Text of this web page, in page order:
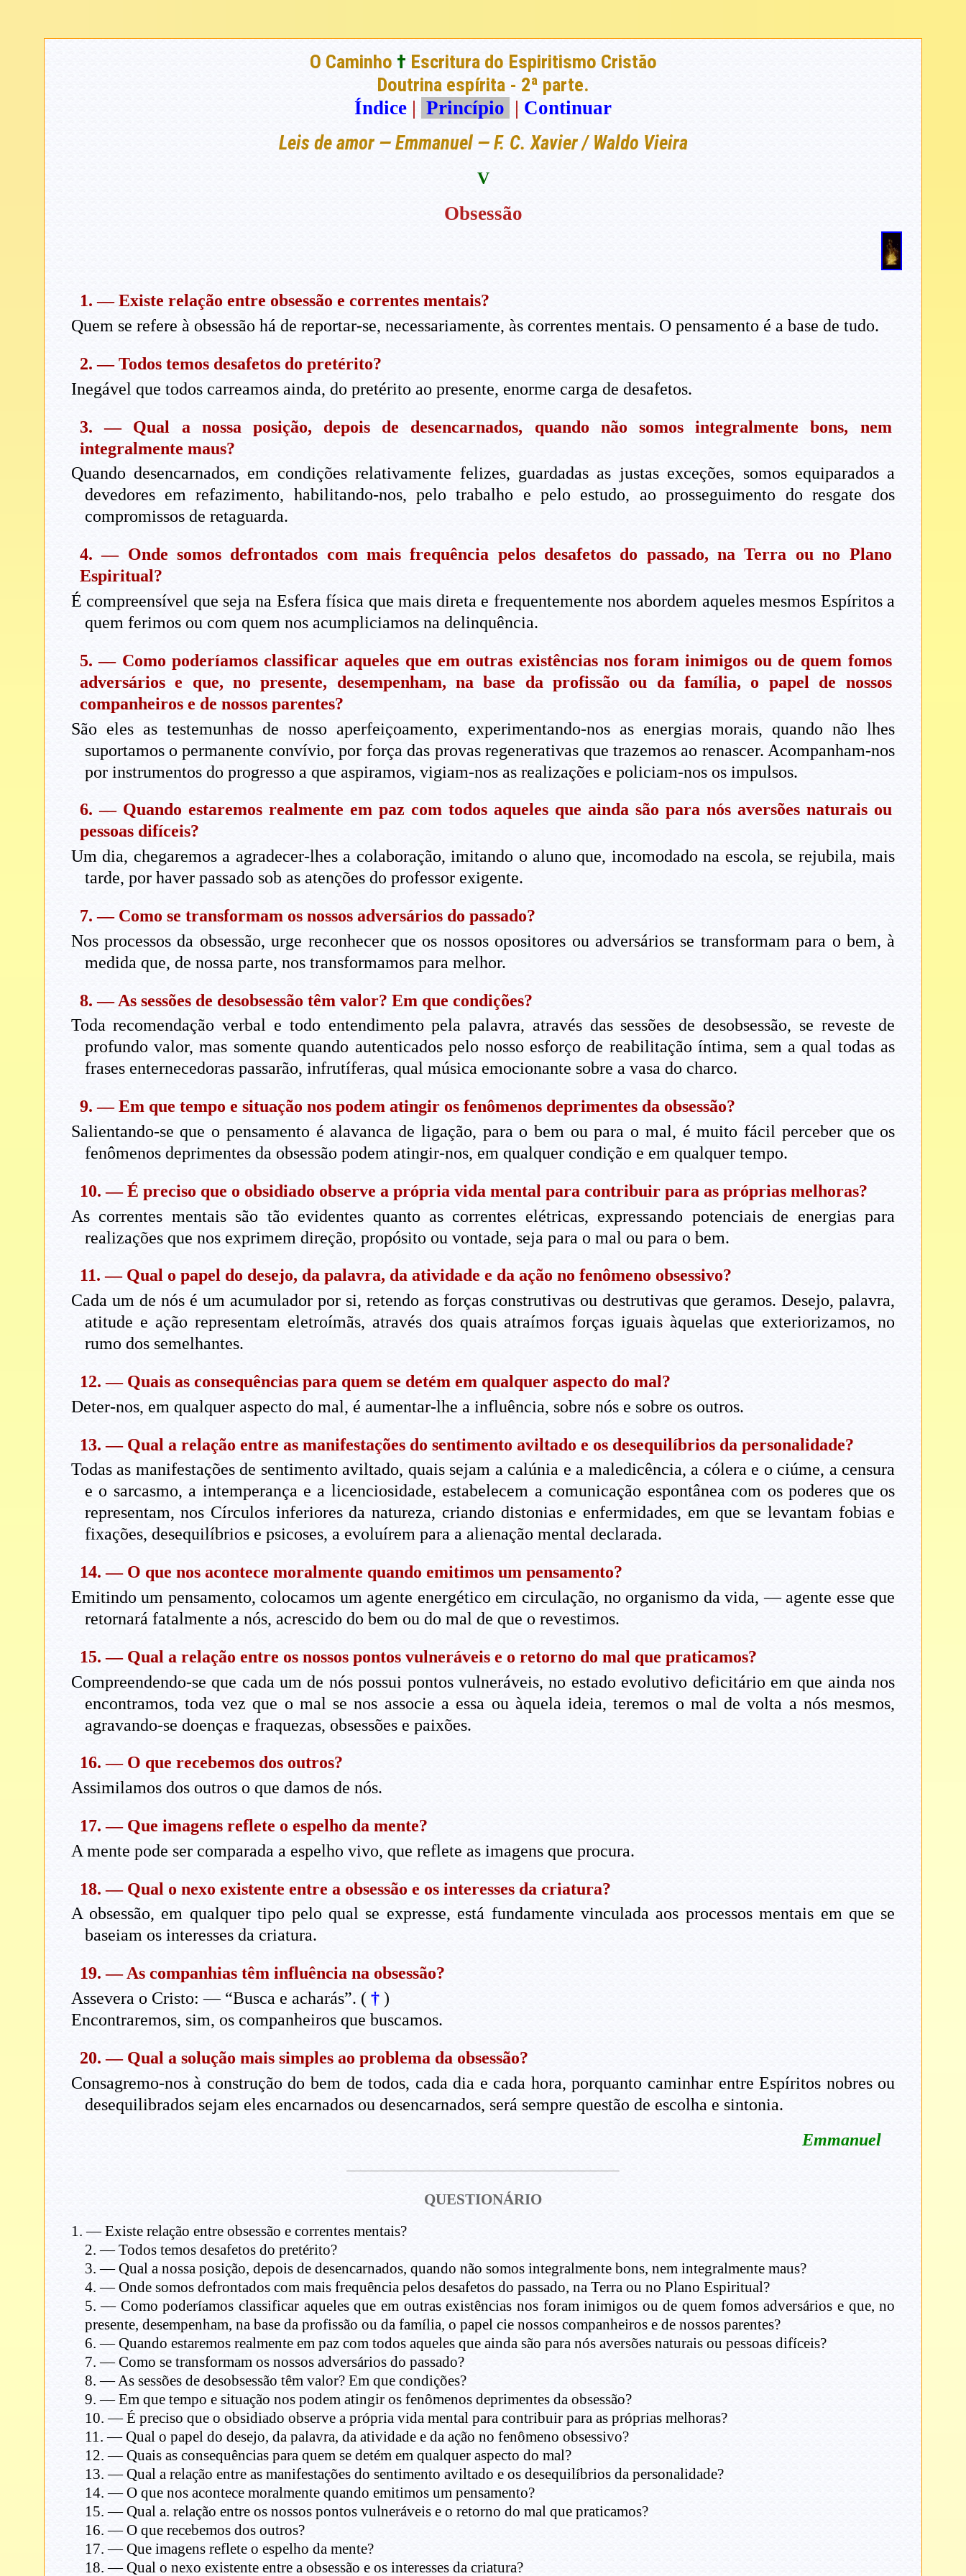
O Caminho † Escritura do Espiritismo Cristão
Doutrina espírita - 2ª parte.
Índice | Princípio | Continuar
Leis de amor — Emmanuel — F. C. Xavier / Waldo Vieira
V
Obsessão
1. — Existe relação entre obsessão e correntes mentais?
Quem se refere à obsessão há de reportar-se, necessariamente, às correntes mentais. O pensamento é a base de tudo.
2. — Todos temos desafetos do pretérito?
Inegável que todos carreamos ainda, do pretérito ao presente, enorme carga de desafetos.
3. — Qual a nossa posição, depois de desencarnados, quando não somos integralmente bons, nem
integralmente maus?
Quando desencarnados, em condições relativamente felizes, guardadas as justas exceções, somos equiparados a
devedores em refazimento, habilitando-nos, pelo trabalho e pelo estudo, ao prosseguimento do resgate dos
compromissos de retaguarda.
4. — Onde somos defrontados com mais frequência pelos desafetos do passado, na Terra ou no Plano
Espiritual?
É compreensível que seja na Esfera física que mais direta e frequentemente nos abordem aqueles mesmos Espíritos a
quem ferimos ou com quem nos acumpliciamos na delinquência.
5. — Como poderíamos classificar aqueles que em outras existências nos foram inimigos ou de quem fomos
adversários e que, no presente, desempenham, na base da profissão ou da família, o papel de nossos
companheiros e de nossos parentes?
São eles as testemunhas de nosso aperfeiçoamento, experimentando-nos as energias morais, quando não lhes
suportamos o permanente convívio, por força das provas regenerativas que trazemos ao renascer. Acompanham-nos
por instrumentos do progresso a que aspiramos, vigiam-nos as realizações e policiam-nos os impulsos.
6. — Quando estaremos realmente em paz com todos aqueles que ainda são para nós aversões naturais ou
pessoas difíceis?
Um dia, chegaremos a agradecer-lhes a colaboração, imitando o aluno que, incomodado na escola, se rejubila, mais
tarde, por haver passado sob as atenções do professor exigente.
7. — Como se transformam os nossos adversários do passado?
Nos processos da obsessão, urge reconhecer que os nossos opositores ou adversários se transformam para o bem, à
medida que, de nossa parte, nos transformamos para melhor.
8. — As sessões de desobsessão têm valor? Em que condições?
Toda recomendação verbal e todo entendimento pela palavra, através das sessões de desobsessão, se reveste de
profundo valor, mas somente quando autenticados pelo nosso esforço de reabilitação íntima, sem a qual todas as
frases enternecedoras passarão, infrutíferas, qual música emocionante sobre a vasa do charco.
9. — Em que tempo e situação nos podem atingir os fenômenos deprimentes da obsessão?
Salientando-se que o pensamento é alavanca de ligação, para o bem ou para o mal, é muito fácil perceber que os
fenômenos deprimentes da obsessão podem atingir-nos, em qualquer condição e em qualquer tempo.
10. — É preciso que o obsidiado observe a própria vida mental para contribuir para as próprias melhoras?
As correntes mentais são tão evidentes quanto as correntes elétricas, expressando potenciais de energias para
realizações que nos exprimem direção, propósito ou vontade, seja para o mal ou para o bem.
11. — Qual o papel do desejo, da palavra, da atividade e da ação no fenômeno obsessivo?
Cada um de nós é um acumulador por si, retendo as forças construtivas ou destrutivas que geramos. Desejo, palavra,
atitude e ação representam eletroímãs, através dos quais atraímos forças iguais àquelas que exteriorizamos, no
rumo dos semelhantes.
12. — Quais as consequências para quem se detém em qualquer aspecto do mal?
Deter-nos, em qualquer aspecto do mal, é aumentar-lhe a influência, sobre nós e sobre os outros.
13. — Qual a relação entre as manifestações do sentimento aviltado e os desequilíbrios da personalidade?
Todas as manifestações de sentimento aviltado, quais sejam a calúnia e a maledicência, a cólera e o ciúme, a censura
e o sarcasmo, a intemperança e a licenciosidade, estabelecem a comunicação espontânea com os poderes que os
representam, nos Círculos inferiores da natureza, criando distonias e enfermidades, em que se levantam fobias e
fixações, desequilíbrios e psicoses, a evoluírem para a alienação mental declarada.
14. — O que nos acontece moralmente quando emitimos um pensamento?
Emitindo um pensamento, colocamos um agente energético em circulação, no organismo da vida, — agente esse que
retornará fatalmente a nós, acrescido do bem ou do mal de que o revestimos.
15. — Qual a relação entre os nossos pontos vulneráveis e o retorno do mal que praticamos?
Compreendendo-se que cada um de nós possui pontos vulneráveis, no estado evolutivo deficitário em que ainda nos
encontramos, toda vez que o mal se nos associe a essa ou àquela ideia, teremos o mal de volta a nós mesmos,
agravando-se doenças e fraquezas, obsessões e paixões.
16. — O que recebemos dos outros?
Assimilamos dos outros o que damos de nós.
17. — Que imagens reflete o espelho da mente?
A mente pode ser comparada a espelho vivo, que reflete as imagens que procura.
18. — Qual o nexo existente entre a obsessão e os interesses da criatura?
A obsessão, em qualquer tipo pelo qual se expresse, está fundamente vinculada aos processos mentais em que se
baseiam os interesses da criatura.
19. — As companhias têm influência na obsessão?
Assevera o Cristo: — “Busca e acharás”. († )
Encontraremos, sim, os companheiros que buscamos.
20. — Qual a solução mais simples ao problema da obsessão?
Consagremo-nos à construção do bem de todos, cada dia e cada hora, porquanto caminhar entre Espíritos nobres ou
desequilibrados sejam eles encarnados ou desencarnados, será sempre questão de escolha e sintonia.
Emmanuel
QUESTIONÁRIO
1. — Existe relação entre obsessão e correntes mentais?
2. — Todos temos desafetos do pretérito?
3. — Qual a nossa posição, depois de desencarnados, quando não somos integralmente bons, nem integralmente maus?
4. — Onde somos defrontados com mais frequência pelos desafetos do passado, na Terra ou no Plano Espiritual?
5. — Como poderíamos classificar aqueles que em outras existências nos foram inimigos ou de quem fomos adversários e que, no
presente, desempenham, na base da profissão ou da família, o papel cie nossos companheiros e de nossos parentes?
6. — Quando estaremos realmente em paz com todos aqueles que ainda são para nós aversões naturais ou pessoas difíceis?
7. — Como se transformam os nossos adversários do passado?
8. — As sessões de desobsessão têm valor? Em que condições?
9. — Em que tempo e situação nos podem atingir os fenômenos deprimentes da obsessão?
10. — É preciso que o obsidiado observe a própria vida mental para contribuir para as próprias melhoras?
11. — Qual o papel do desejo, da palavra, da atividade e da ação no fenômeno obsessivo?
12. — Quais as consequências para quem se detém em qualquer aspecto do mal?
13. — Qual a relação entre as manifestações do sentimento aviltado e os desequilíbrios da personalidade?
14. — O que nos acontece moralmente quando emitimos um pensamento?
15. — Qual a. relação entre os nossos pontos vulneráveis e o retorno do mal que praticamos?
16. — O que recebemos dos outros?
17. — Que imagens reflete o espelho da mente?
18. — Qual o nexo existente entre a obsessão e os interesses da criatura?